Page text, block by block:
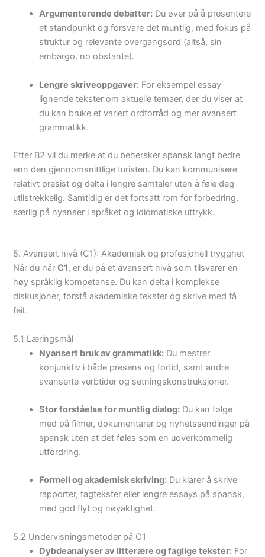
Argumenterende debatter: Du øver på å presentere
et standpunkt og forsvare det muntlig, med fokus på
struktur og relevante overgangsord (altså, sin
embargo, no obstante).
Lengre skriveoppgaver: For eksempel essay-
lignende tekster om aktuelle temaer, der du viser at
du kan bruke et variert ordforråd og mer avansert
grammatikk.
Etter B2 vil du merke at du behersker spansk langt bedre
enn den gjennomsnittlige turisten. Du kan kommunisere
relativt presist og delta i lengre samtaler uten å føle deg
utilstrekkelig. Samtidig er det fortsatt rom for forbedring,
særlig på nyanser i språket og idiomatiske uttrykk.
5. Avansert nivå (C1): Akademisk og profesjonell trygghet
Når du nårC1, er du på et avansert nivå som tilsvarer en
høy språklig kompetanse. Du kan delta i komplekse
diskusjoner, forstå akademiske tekster og skrive med få
feil.
5.1 Læringsmål
Nyansert bruk av grammatikk: Du mestrer
konjunktiv i både presens og fortid, samt andre
avanserte verbtider og setningskonstruksjoner.
Stor forståelse for muntlig dialog: Du kan følge
med på filmer, dokumentarer og nyhetssendinger på
spansk uten at det føles som en uoverkommelig
utfordring.
Formell og akademisk skriving: Du klarer å skrive
rapporter, fagtekster eller lengre essays på spansk,
med god flyt og nøyaktighet.
5.2 Undervisningsmetoder på C1
Dybdeanalyser av litterære og faglige tekster: For